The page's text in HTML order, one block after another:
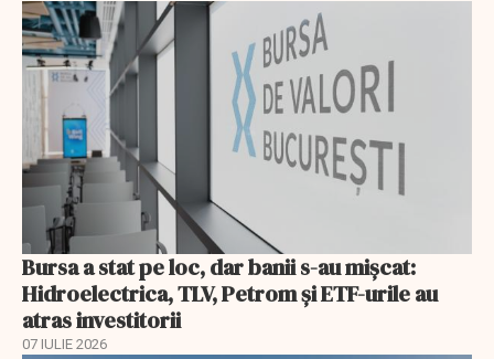
Bursa a stat pe loc, dar banii s-au mișcat:
Hidroelectrica, TLV, Petrom și ETF-urile au
atras investitorii
07 IULIE 2026